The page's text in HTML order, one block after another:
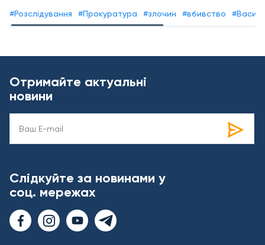
#Розслідування #Прокуратура #злочин #вбивство
Отримайте актуальні
новини
Слідкуйте за новинами у
соц. мережах